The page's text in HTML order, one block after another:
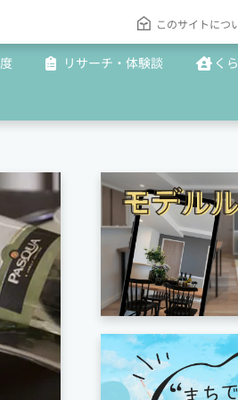
このサイトにつ
リサーチ・体験談 く